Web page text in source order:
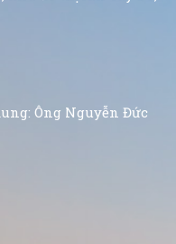
Ông Nguyễn Đức